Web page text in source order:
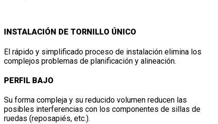
INSTALACIÓN DE TORNILLO ÚNICO
El rápido y simplificado proceso de instalación elimina los
complejos problemas de planificación y alineación.
PERFIL BAJO
Su forma compleja y su reducido volumen reducen las
posibles interferencias con los componentes de sillas de
ruedas (reposapiés, etc.).